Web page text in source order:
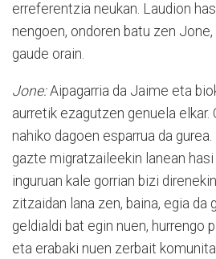
erreferentzia neukan. Laudion
nengoen, ondoren batu zen
gaude orain.
Jone:Aipagarria da Jaime eta
aurretik ezagutzen genuela elkar.
nahiko dagoen esparrua da
gazte migratzaileekin lanean
inguruan kale gorrian bizi
zitzaidan lana zen, baina, egia da
geldialdi bat egin nuen, hurrengo
eta erabaki nuen zerbait